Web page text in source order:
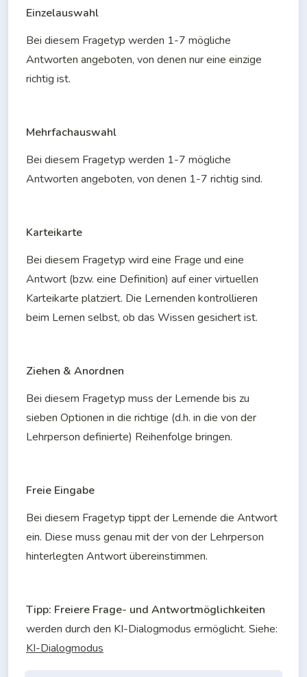
Einzelauswahl
Bei diesem Fragetyp werden 1-7 mögliche
Antworten angeboten, von denen nur eine einzige
richtig ist.
Mehrfachauswahl
Bei diesem Fragetyp werden 1-7 mögliche
Antworten angeboten, von denen 1-7 richtig sind.
Karteikarte
Bei diesem Fragetyp wird eine Frage und eine
Antwort (bzw. eine Definition) auf einer virtuellen
Karteikarte platziert. Die Lernenden kontrollieren
beim Lernen selbst, ob das Wissen gesichert ist.
Ziehen & Anordnen
Bei diesem Fragetyp muss der Lernende bis zu
sieben Optionen in die richtige (d.h. in die von der
Lehrperson definierte) Reihenfolge bringen.
Freie Eingabe
Bei diesem Fragetyp tippt der Lernende die Antwort
ein. Diese muss genau mit der von der Lehrperson
hinterlegten Antwort übereinstimmen.
Tipp: Freiere Frage- und Antwortmöglichkeiten
KI-Dialogmodus